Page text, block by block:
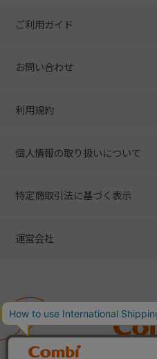
ご利用ガイド
お問い合わせ
利用規約
個人情報の取り扱いについて
特定商取引法に基づく表示
運営会社